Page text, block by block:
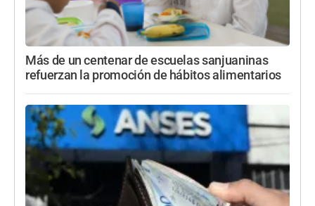
Más de un centenar de escuelas sanjuaninas
refuerzan la promoción de hábitos alimentarios